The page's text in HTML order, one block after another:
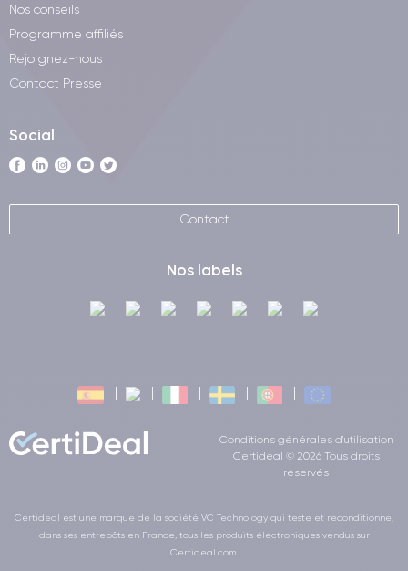
Nos conseils
Programme affiliés
Rejoignez-nous
Contact Presse
Social
Contact
Nos labels
Conditions générales d'utilisation
Certideal © 2026 Tous droits
réservés
Certideal est une marque de la société VC Technology qui teste et reconditionne,
dans ses entrepôts en France, tous les produits électroniques vendus sur
Certideal.com.